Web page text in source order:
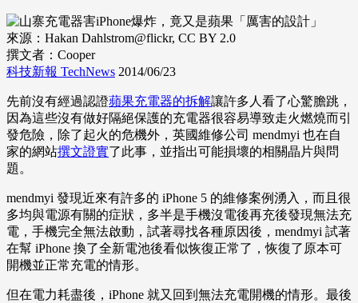
來源：Hakan Dahlstrom@flickr, CC BY 2.0
撰文者：Cooper
科技新報 TechNews 2014/06/23
先前沒有經過認證蘋果充電器的拆解讓許多人看了心驚膽跳，
因為這些沒有做好隔絕保護的充電器很容易導致走火燃燒而引
發危險，除了起火的危機外，英國維修公司 mendmyi 也在自
家的網站撰文證實了此事，並指出可能損壞的相關晶片與問
題。
mendmyi 發現近來有許多的 iPhone 5 的維修案例湧入，而且很
多均與電源有關的症狀，多半是手機沒電後再充後發現無法充
電，手機完全無法啟動，試著尋找各種原因後，mendmyi 試著
在幫 iPhone 換了全新電池後看似恢復正常了，恢復了原本可
開機並正常充電的情形。
但在電力耗盡後，iPhone 就又回到無法充電開機的情形。最後